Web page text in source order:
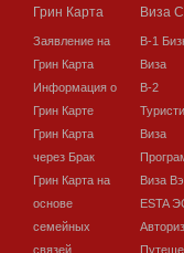
Грин Карта
Заявление на
Грин Карта
Информация о
Грин Карте
Грин Карта
через Брак
Грин Карта на
основе
семейных
связей
Виза
В-1
Виза
В-2
Виза
Виза
ESTA